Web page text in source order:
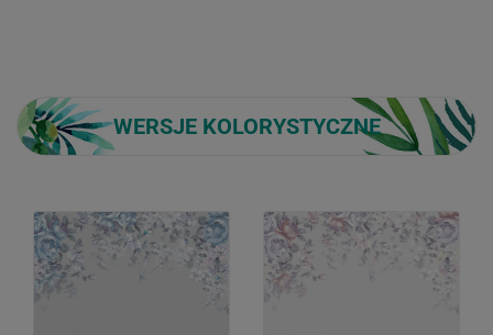
WERSJE KOLORYSTYCZNE